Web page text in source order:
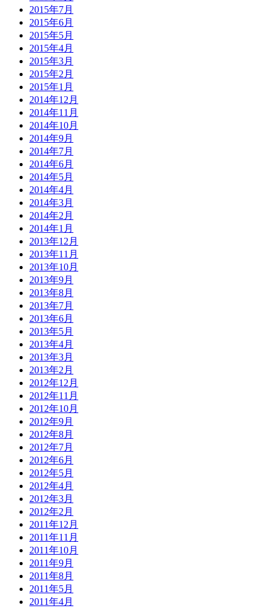
2015年7月
2015年6月
2015年5月
2015年4月
2015年3月
2015年2月
2015年1月
2014年12月
2014年11月
2014年10月
2014年9月
2014年7月
2014年6月
2014年5月
2014年4月
2014年3月
2014年2月
2014年1月
2013年12月
2013年11月
2013年10月
2013年9月
2013年8月
2013年7月
2013年6月
2013年5月
2013年4月
2013年3月
2013年2月
2012年12月
2012年11月
2012年10月
2012年9月
2012年8月
2012年7月
2012年6月
2012年5月
2012年4月
2012年3月
2012年2月
2011年12月
2011年11月
2011年10月
2011年9月
2011年8月
2011年5月
2011年4月